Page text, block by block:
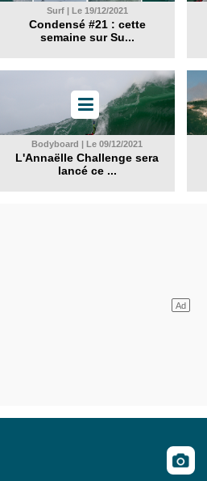
Surf | Le 19/12/2021
Condensé #21 : cette
semaine sur Su...
Bodyboard | Le 09/12/2021
L'Annaëlle Challenge sera
lancé ce ...